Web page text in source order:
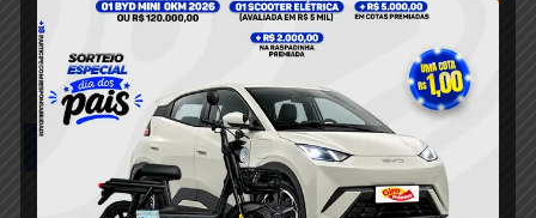
Facebook Twitter